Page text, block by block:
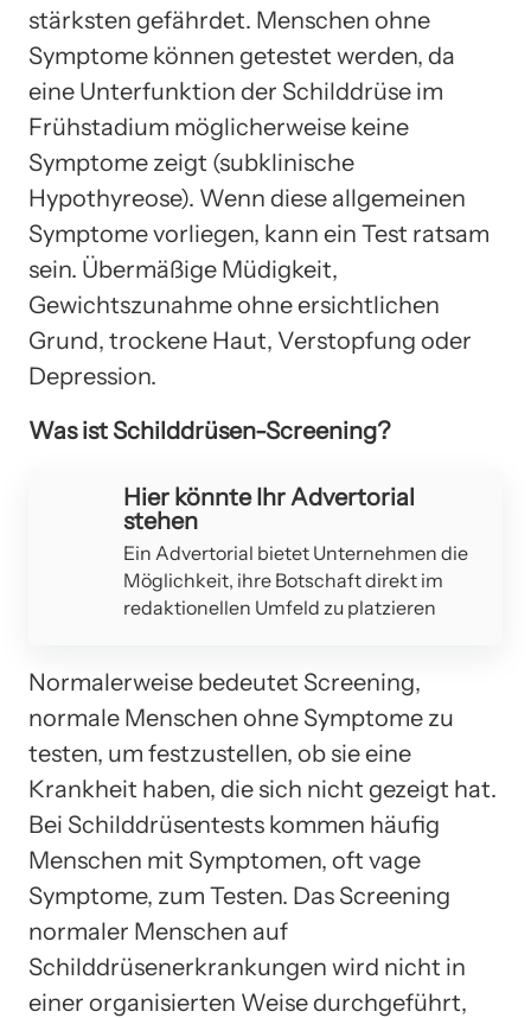
stärksten gefährdet. Menschen ohne
Symptome können getestet werden, da
eine Unterfunktion der Schilddrüse im
Frühstadium möglicherweise keine
Symptome zeigt (subklinische
Hypothyreose). Wenn diese allgemeinen
Symptome vorliegen, kann ein Test ratsam
sein. Übermäßige Müdigkeit,
Gewichtszunahme ohne ersichtlichen
Grund, trockene Haut, Verstopfung oder
Depression.
Was ist Schilddrüsen-Screening?
Hier könnte Ihr Advertorial
stehen
Ein Advertorial bietet Unternehmen die
Möglichkeit, ihre Botschaft direkt im
redaktionellen Umfeld zu platzieren
Normalerweise bedeutet Screening,
normale Menschen ohne Symptome zu
testen, um festzustellen, ob sie eine
Krankheit haben, die sich nicht gezeigt hat.
Bei Schilddrüsentests kommen häufig
Menschen mit Symptomen, oft vage
Symptome, zum Testen. Das Screening
normaler Menschen auf
Schilddrüsenerkrankungen wird nicht in
einer organisierten Weise durchgeführt,